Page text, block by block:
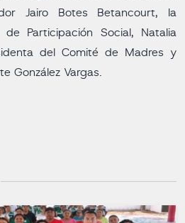
Jairo Botes Betancourt, la
Participación Social, Natalia
del Comité de Madres y
González Vargas.